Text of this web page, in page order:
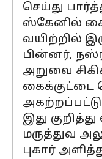
செய்து
ஸ்கேனில்
வயிற்றில்
பின்னர்,
அறுவை
கைக்குட்டை
இது
மருத்துவ
புகார்